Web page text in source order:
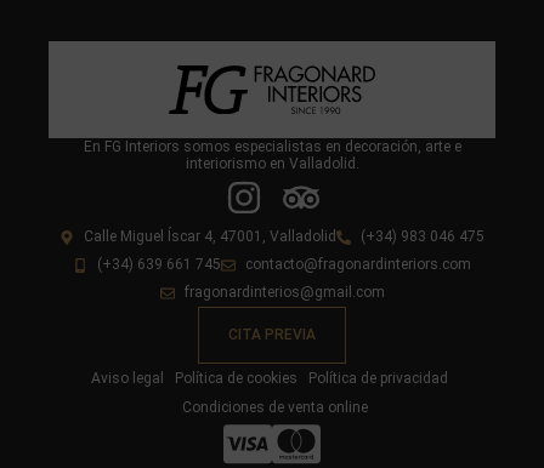
En FG Interiors somos especialistas en decoración, arte e
interiorismo en Valladolid.
Calle Miguel Íscar 4, 47001, Valladolid
(+34) 983 046 475
(+34) 639 661 745
contacto@fragonardinteriors.com
fragonardinterios@gmail.com
CITA PREVIA
Aviso legal Política de cookies
Política de privacidad
Condiciones de venta online